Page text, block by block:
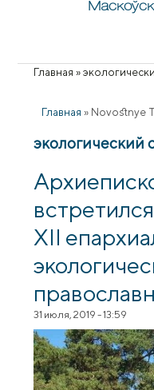
Главная »
Главная » Novostnye
экологический
XII
31 июля, 2019 - 13:59